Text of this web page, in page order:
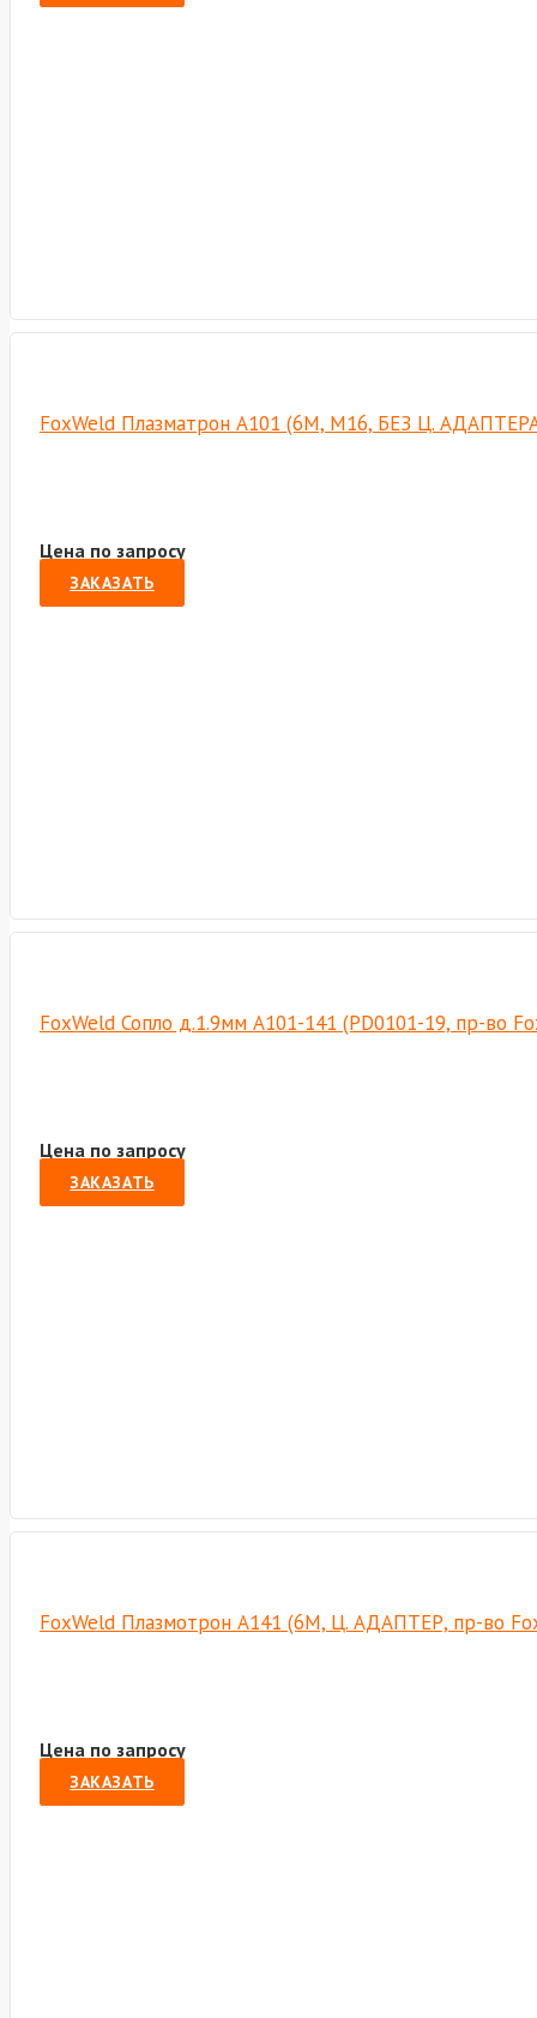
FoxWeld Плазматрон А101 (6М, М16, БЕЗ Ц.
Цена по запросу
ЗАКАЗАТЬ
FoxWeld Сопло д.1.9мм А101-141 (PD0101-19, пр-во
Цена по запросу
ЗАКАЗАТЬ
FoxWeld Плазмотрон А141 (6М, Ц. АДАПТЕР, пр-во
Цена по запросу
ЗАКАЗАТЬ